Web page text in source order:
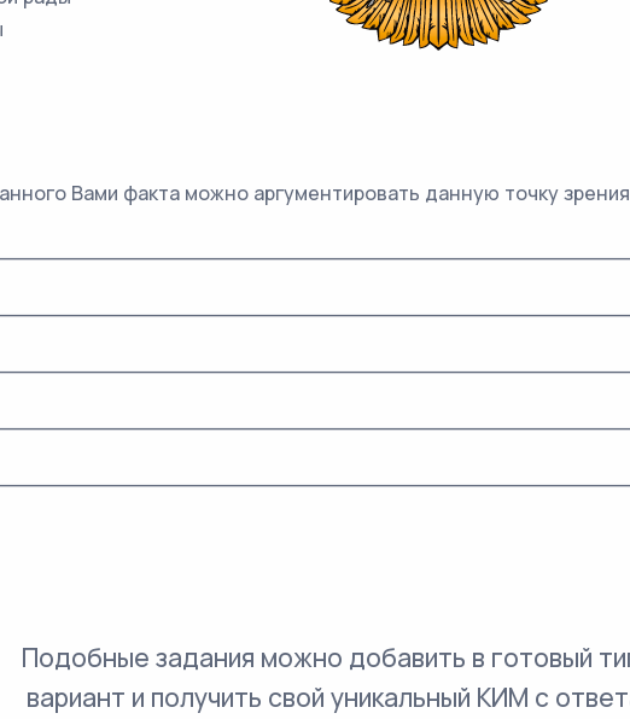
Вами факта можно аргументировать данную точку
Подобные задания можно добавить в готовый
вариант и получить свой уникальный КИМ с